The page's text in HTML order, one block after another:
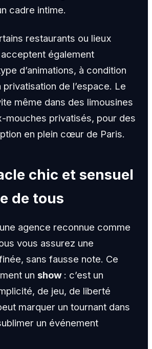
cadre intime.
restaurants ou lieux
également
d’animations, à condition
privatisation de l’espace. Le
même dans des limousines
mouches privatisés, pour des
en plein cœur de Paris.
chic et sensuel
de tous
agence reconnue comme
vous assurez une
sans fausse note. Ce
un show : c’est un
de jeu, de liberté
marquer un tournant dans
un événement